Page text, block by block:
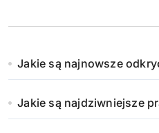
Jakie są najnowsze
Jakie są najdziwniejsze